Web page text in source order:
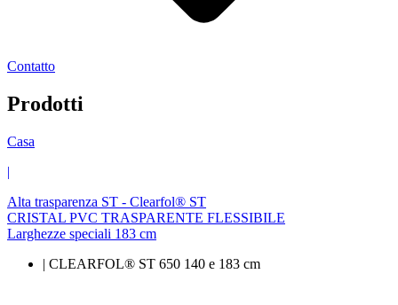
Contatto
Prodotti
Casa
|
Alta trasparenza ST - Clearfol® ST
CRISTAL PVC TRASPARENTE FLESSIBILE
Larghezze speciali 183 cm
| CLEARFOL® ST 650 140 e 183 cm